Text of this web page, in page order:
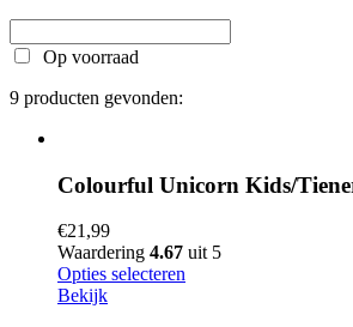
Op voorraad
9 producten gevonden:
Colourful Unicorn Kids/
€21,99
Waardering 4.67 uit 5
Opties selecteren
Bekijk